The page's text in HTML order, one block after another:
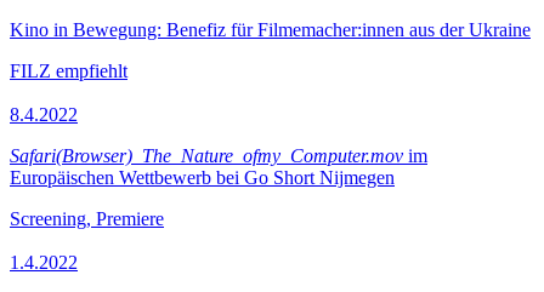
Kino in Bewegung: Benefiz für Filmemacher:innen aus der Ukraine
FILZ empfiehlt
8.4.2022
Safari(Browser)_The_Nature_ofmy_Computer.mov im
Europäischen Wettbewerb bei Go Short Nijmegen
Screening, Premiere
1.4.2022